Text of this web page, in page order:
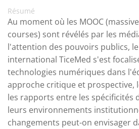
Résumé
Au moment où les MOOC
courses) sont révélés par les
l'attention des pouvoirs publics,
international TiceMed s'est
technologies numériques dans
approche critique et prospective,
les rapports entre les spécificités
leurs environnements
changements peut-on envisager